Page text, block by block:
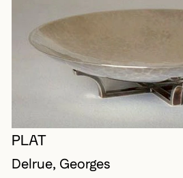
PLAT
Delrue, Georges